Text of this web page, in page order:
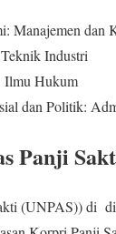
Manajemen dan
Industri
Ilmu Hukum
dan Politik:
Panji
(UNPAS)) di